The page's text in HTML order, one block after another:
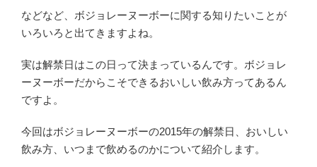
などなど、ボジョレーヌーボーに関する知りたいことが
いろいろと出てきますよね。
実は解禁日はこの日って決まっているんです。ボジョレ
ーヌーボーだからこそできるおいしい飲み方ってあるん
ですよ。
今回はボジョレーヌーボーの2015年の解禁日、おいしい
飲み方、いつまで飲めるのかについて紹介します。